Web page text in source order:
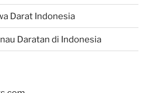
Darat Indonesia
Daratan di Indonesia